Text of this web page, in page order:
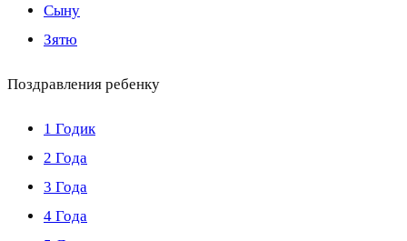
Сыну
Зятю
Поздравления ребенку
1 Годик
2 Года
3 Года
4 Года